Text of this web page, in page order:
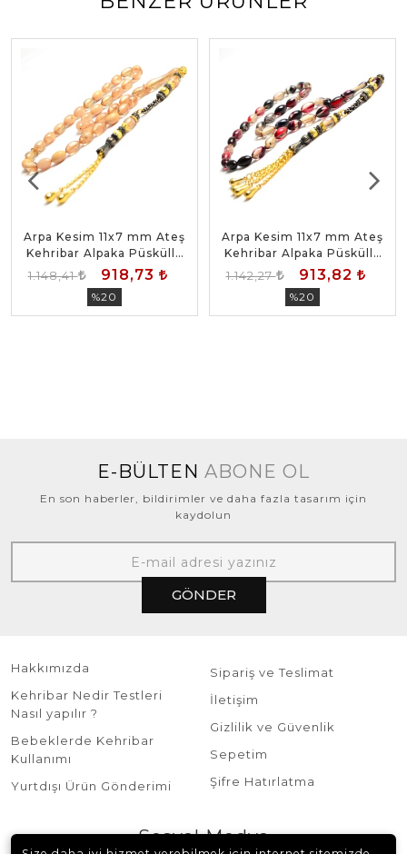
Arpa Kesim 11x7 mm Ateş
Kehribar Alpaka Püsküllü
Tesbih
1.148,41 918,73
%20
Arpa Kesim 11x7 mm Ateş
Kehribar Alpaka Püsküllü
Tesbih
1.142,27 913,82
%20
E-BÜLTEN ABONE OL
En son haberler, bildirimler ve daha fazla tasarım için
kaydolun
GÖNDER
Hakkımızda
Kehribar Nedir Testleri
Nasıl yapılır ?
Bebeklerde Kehribar
Kullanımı
Yurtdışı Ürün Gönderimi
Sipariş ve Teslimat
İletişim
Gizlilik ve Güvenlik
Sepetim
Şifre Hatırlatma
Sosyal Medya